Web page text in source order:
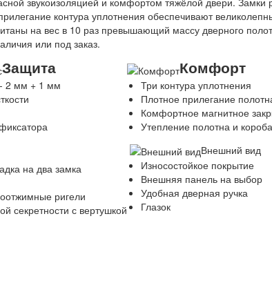
контура уплотнения обеспечивают
на вес в 10 раз превышающий массу дверного
или под заказ.
Защита
2 мм + 1 мм
Комфорт
Три контура уплотнения
Плотное прилегание
Комфортное магнитное
Утепление полотна и короба
на два замка
ригели
секретности с вертушкой
Внешний вид
Износостойкое покрытие
Внешняя панель на выбор
Удобная дверная ручка
Глазок